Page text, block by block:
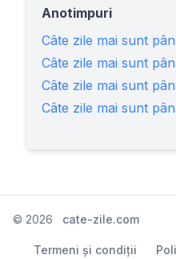
Anotimpuri
Câte zile mai sunt
Câte zile mai sunt
Câte zile mai sunt
Câte zile mai sunt
© 2026 cate-zile.com
Termeni și condiții